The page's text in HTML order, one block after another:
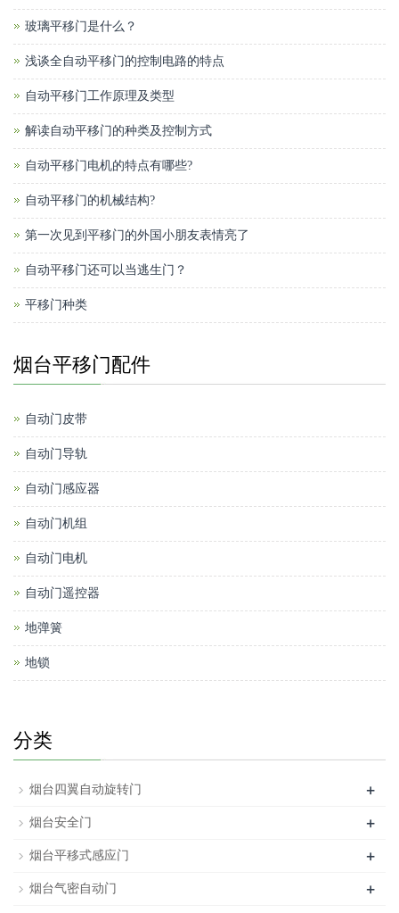
玻璃平移门是什么？
浅谈全自动平移门的控制电路的特点
自动平移门工作原理及类型
解读自动平移门的种类及控制方式
自动平移门电机的特点有哪些?
自动平移门的机械结构?
第一次见到平移门的外国小朋友表情亮了
自动平移门还可以当逃生门？
平移门种类
烟台平移门配件
自动门皮带
自动门导轨
自动门感应器
自动门机组
自动门电机
自动门遥控器
地弹簧
地锁
分类
烟台四翼自动旋转门 +
烟台安全门 +
烟台平移式感应门 +
烟台气密自动门
+